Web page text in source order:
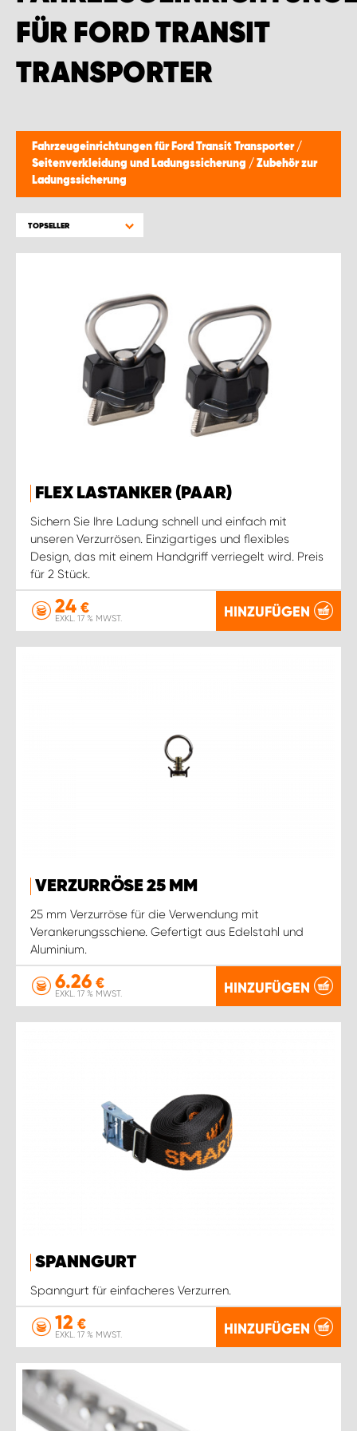
FÜR FORD TRANSIT
TRANSPORTER
Fahrzeugeinrichtungen für Ford Transit Transporter /
Seitenverkleidung und Ladungssicherung / Zubehör zur
Ladungssicherung
TOPSELLER
FLEX LASTANKER (PAAR)
Sichern Sie Ihre Ladung schnell und einfach mit
unseren Verzurrösen. Einzigartiges und flexibles
Design, das mit einem Handgriff verriegelt wird. Preis
für 2 Stück.
24 €
EXKL. 17 % MWST. HINZUFÜGEN
VERZURRÖSE 25 MM
25 mm Verzurröse für die Verwendung mit
Verankerungsschiene. Gefertigt aus Edelstahl und
Aluminium.
6.26 €
EXKL. 17 % MWST. HINZUFÜGEN
SPANNGURT
Spanngurt für einfacheres Verzurren.
12 €
EXKL. 17 % MWST. HINZUFÜGEN